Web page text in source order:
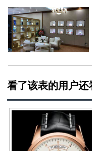
看了该表的用户还